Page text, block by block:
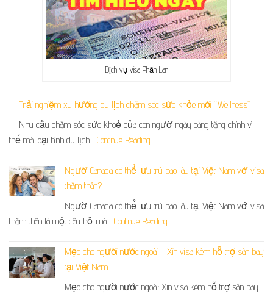
Dịch vụ visa Phần Lan
Trải nghiệm xu hướng du lịch chăm sóc sức khỏe mới “Wellness”
Nhu cầu chăm sóc sức khoẻ của con người ngày càng tăng chính vì
thế mà loại hình du lịch… Continue Reading
Người Canada có thể lưu trú bao lâu tại Việt Nam với visa
thăm thân?
Người Canada có thể lưu trú bao lâu tại Việt Nam với visa
thăm thân là một câu hỏi mà… Continue Reading
Mẹo cho người nước ngoài – Xin visa kèm hỗ trợ sân bay
tại Việt Nam
Mẹo cho người nước ngoài: Xin visa kèm hỗ trợ sân bay